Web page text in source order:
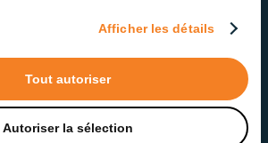
Afficher les détails
Tout autoriser
Autoriser la sélection
< 4%